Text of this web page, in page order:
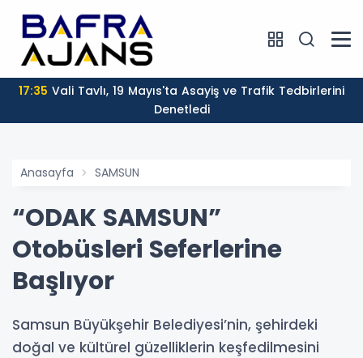
17:35
Denetledi
Anasayfa SAMSUN
“ODAK SAMSUN”
Otobüsleri Seferlerine
Başlıyor
Samsun Büyükşehir Belediyesi’nin, şehirdeki
doğal ve kültürel güzelliklerin keşfedilmesini